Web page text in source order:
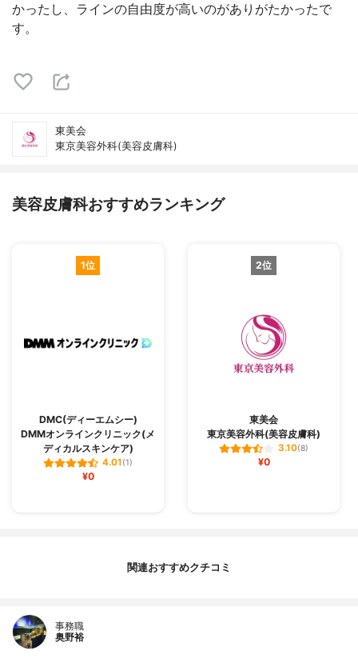
かったし、ラインの自由度が高いのがありがたかったで
す。
東美会
東京美容外科(美容皮膚科)
美容皮膚科おすすめランキング
1位
DMC(ディーエムシー)
DMMオンラインクリニック(メ
ディカルスキンケア)
4.01(1)
¥0
2位
東美会
東京美容外科(美容皮膚科)
3.10(8)
¥0
関連おすすめクチコミ
事務職
奥野裕